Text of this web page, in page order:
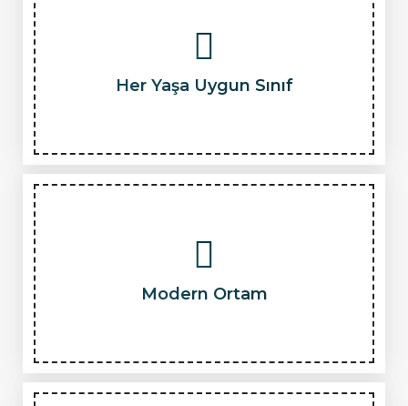
Her Yaşa Uygun Sınıf
Modern Ortam